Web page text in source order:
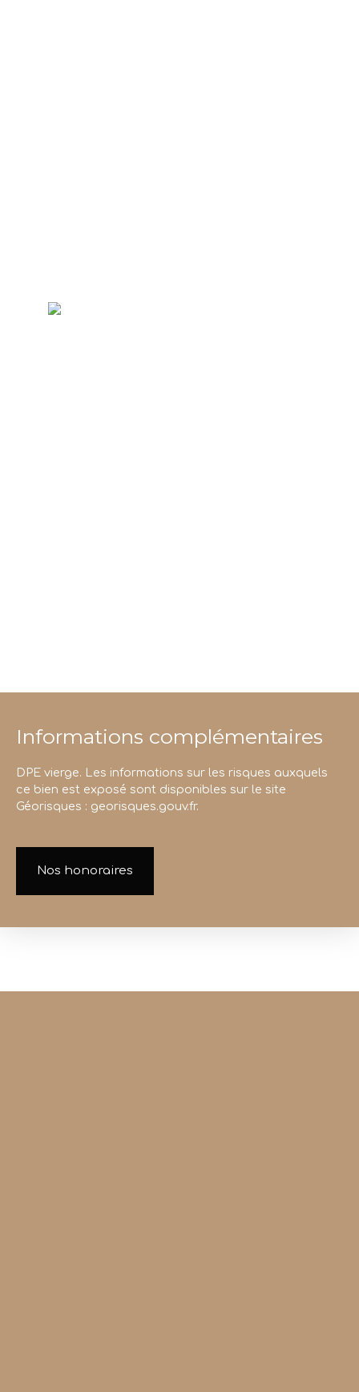
Informations complémentaires
DPE vierge. Les informations sur les risques auxquels
ce bien est exposé sont disponibles sur le site
Géorisques : georisques.gouv.fr.
Nos honoraires